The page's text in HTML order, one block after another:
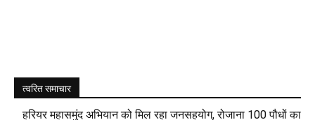
त्वरित समाचार
हरियर महासमुंद अभियान को मिल रहा जनसहयोग, रोजाना 100 पौधों का